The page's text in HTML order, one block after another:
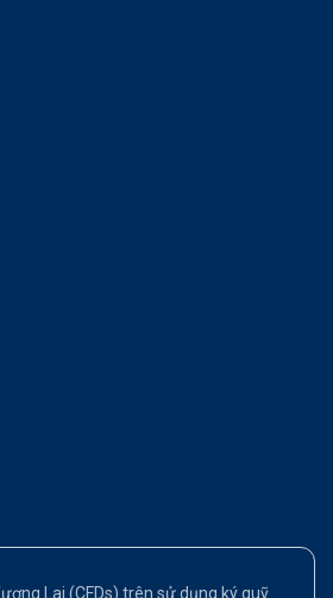
Lai (CFDs) trên sử dụng ký quỹ